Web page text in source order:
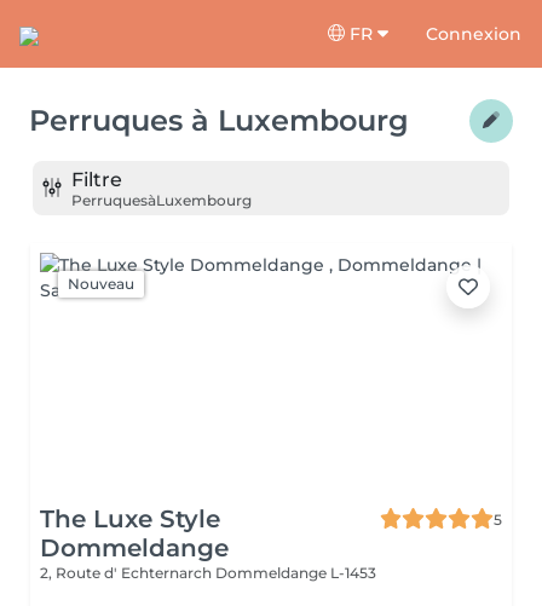
FR Connexion
Perruques à Luxembourg
Filtre
PerruquesàLuxembourg
Nouveau
The Luxe Style
Dommeldange
5
2, Route d' Echternarch Dommeldange L-1453